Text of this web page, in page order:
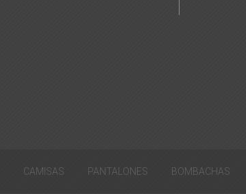
CAMISAS PANTALONES BOMBACHAS